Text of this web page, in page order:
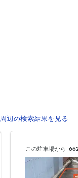
周辺の検索結果を見る
この駐車場から